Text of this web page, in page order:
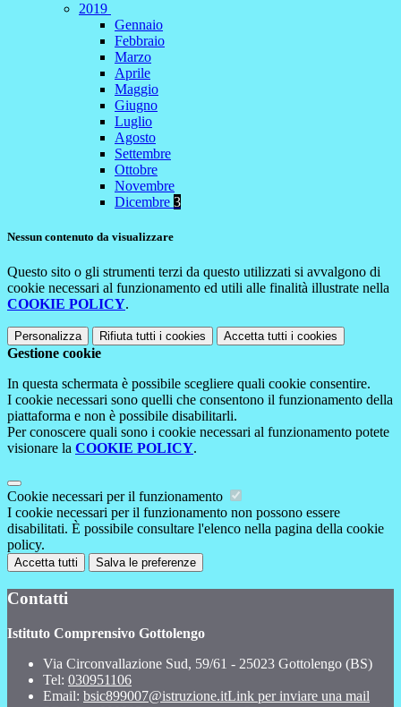
2019
Gennaio
Febbraio
Marzo
Aprile
Maggio
Giugno
Luglio
Agosto
Settembre
Ottobre
Novembre
Dicembre 3
Nessun contenuto da visualizzare
Questo sito o gli strumenti terzi da questo utilizzati si avvalgono di
cookie necessari al funzionamento ed utili alle finalità illustrate nella
COOKIE POLICY.
Personalizza Rifiuta tutti i cookies Accetta tutti i cookies
Gestione cookie
In questa schermata è possibile scegliere quali cookie consentire.
I cookie necessari sono quelli che consentono il funzionamento della
piattaforma e non è possibile disabilitarli.
Per conoscere quali sono i cookie necessari al funzionamento potete
visionare la COOKIE POLICY.
Cookie necessari per il funzionamento
I cookie necessari per il funzionamento non possono essere
disabilitati. È possibile consultare l'elenco nella pagina della cookie
policy.
Accetta tutti Salva le preferenze
Contatti
Istituto Comprensivo Gottolengo
Via Circonvallazione Sud, 59/61 - 25023 Gottolengo (BS)
Tel: 030951106
Email: bsic899007@istruzione.itLink per inviare una mail